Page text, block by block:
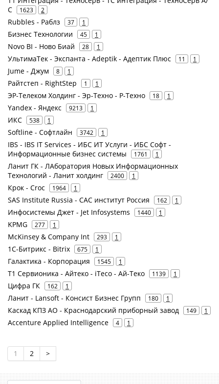
С
1623 2
Rubbles - Раблз 37 1
Бизнес Технологии 45 1
Novo BI - Ново Биай 28 1
УльтимаТек - Экспанта - Adeptik - Адептик Плюс 11 1
Jume - Джум 8 1
Райтстеп - RightStep 1 1
ЭР-Телеком Холдинг - Эр-Техно - Р-Техно 18 1
Yandex - Яндекс 9213 1
ИКС 538 1
Softline - Софтлайн 3742 1
IBS - IBS IT Services - ИБС ИТ Услуги - ИБС Софт -
Информационные бизнес системы
1761 1
Ланит ГК - ЛАборатория Новых Информационных
Технологий - Ланит холдинг
2400 1
Крок - Croc 1964 1
SAS Institute Russia - САС институт Россия 162 1
Инфосистемы Джет - Jet Infosystems 1440 1
KPMG 277 1
McKinsey & Company Int 293 1
1С-Битрикс - Bitrix 675 1
Галактика - Корпорация 1545 1
Т1 Сервионика - Айтеко - iTeco - Ай-Теко 1139 1
Цифра ГК 162 1
Ланит - Lansoft - Консист Бизнес Групп 180 1
Каскад КПЗ АО - Краснодарский приборный завод 149 1
Accenture Applied Intelligence 4 1
1 2 >